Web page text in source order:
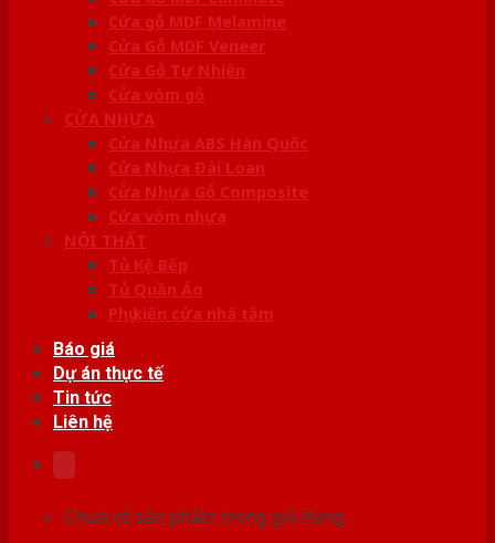
Cửa gỗ MDF Melamine
Cửa Gỗ MDF Veneer
Cửa Gỗ Tự Nhiên
Cửa vòm gỗ
CỬA NHỰA
Cửa Nhựa ABS Hàn Quốc
Cửa Nhựa Đài Loan
Cửa Nhựa Gỗ Composite
Cửa vòm nhựa
NỘI THẤT
Tủ Kệ Bếp
Tủ Quần Áo
Phụ kiện cửa nhà tắm
Báo giá
Dự án thực tế
Tin tức
Liên hệ
Chưa có sản phẩm trong giỏ hàng.